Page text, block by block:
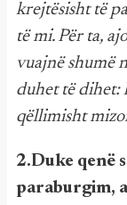
krejtësisht të
të mi. Për ta,
vuajnë shumë
duhet të dihet:
qëllimisht
2.Duke qenë
paraburgim,